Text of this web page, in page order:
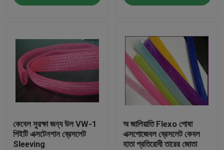
উদ্ধৃতির জন্য আবেদন
নমনীয় পিভিসি টিউবিং
ঢেউখেলান নমনীয় টিউবিং
কেবেল সুরক্ষা জন্য উল VW-1
পিইটি এক্সটেনশান ব্রেসলেট
Sleeving
অ জালিয়াতি Flexo পোষা
এক্সপোজেবল ব্রেসলেট কেবল
হাতা প্রতিরোধী তারের জোতা